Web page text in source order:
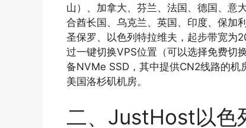
山）、加拿大、芬兰、 法国、德国、意
合酋长国、乌克兰、英国、印度、保加
圣保罗、以色列特拉维夫，起步带宽为
过一键切换VPS位置（可以选择免费切
备NVMe SSD，其中提供CN2线路的机
美国洛杉矶机房。
二、JustHost以色